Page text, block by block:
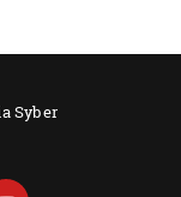
Syber